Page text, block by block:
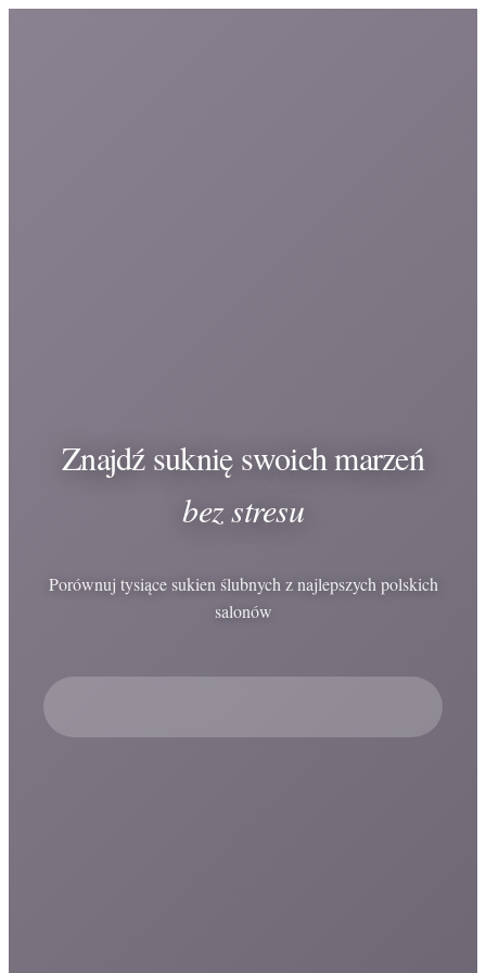
Znajdź suknię swoich marzeń
bez stresu
Porównuj tysiące sukien ślubnych z najlepszych polskich
salonów